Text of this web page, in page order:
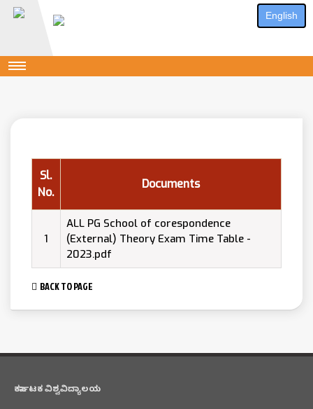
English
Sl.
No.
Documents
1
ALL PG School of corespondence
(External) Theory Exam Time Table -
2023.pdf
BACK TO PAGE
ಕರ್ನಾಟಕ ವಿಶ್ವವಿದ್ಯಾಲಯ